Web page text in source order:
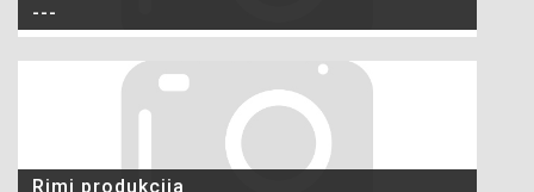
---
Rimi produkcija